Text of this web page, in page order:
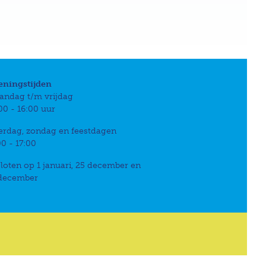
t/m vrijdag
- 16:00 uur
zondag en feestdagen
- 17:00
op 1 januari, 25 december en